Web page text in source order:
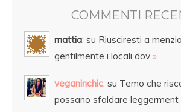
COMMENTI
mattia: su Riusciresti a
gentilmente i locali dov »
veganinchic: su Temo che
possano sfaldare leggerment